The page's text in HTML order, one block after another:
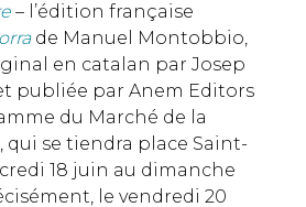
– l’édition française
de Manuel Montobbio,
en catalan par Josep
publiée par Anem Editors
du Marché de la
qui se tiendra place Saint-
18 juin au dimanche
le vendredi 20